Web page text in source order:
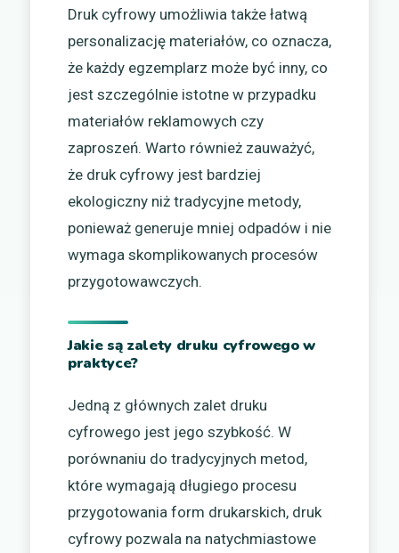
Druk cyfrowy umożliwia także łatwą
personalizację materiałów, co oznacza,
że każdy egzemplarz może być inny, co
jest szczególnie istotne w przypadku
materiałów reklamowych czy
zaproszeń. Warto również zauważyć,
że druk cyfrowy jest bardziej
ekologiczny niż tradycyjne metody,
ponieważ generuje mniej odpadów i nie
wymaga skomplikowanych procesów
przygotowawczych.
Jakie są zalety druku cyfrowego w
praktyce?
Jedną z głównych zalet druku
cyfrowego jest jego szybkość. W
porównaniu do tradycyjnych metod,
które wymagają długiego procesu
przygotowania form drukarskich, druk
cyfrowy pozwala na natychmiastowe